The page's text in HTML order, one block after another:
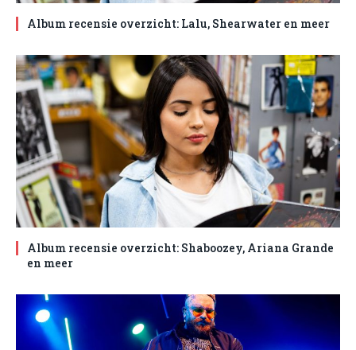
Album recensie overzicht: Lalu, Shearwater en meer
Album recensie overzicht: Shaboozey, Ariana Grande
en meer